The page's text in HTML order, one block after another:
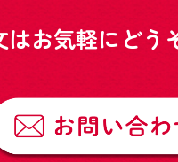
はお気軽にどう